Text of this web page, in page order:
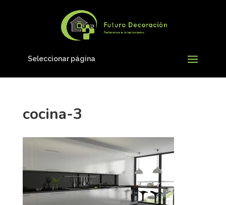
Seleccionar página
cocina-3